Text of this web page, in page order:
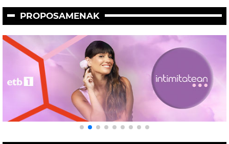
PROPOSAMENAK